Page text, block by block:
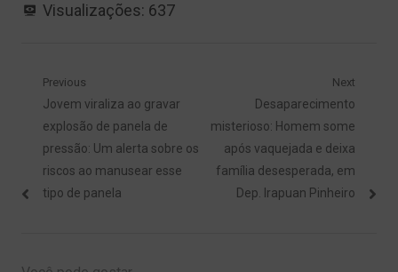
Visualizações: 637
Navegação
de
Post
Previous
Previous
post:
Jovem viraliza ao gravar
explosão de panela de
pressão: Um alerta sobre os
riscos ao manusear esse
tipo de panela
Next
Next
post:
Desaparecimento
misterioso: Homem some
após vaquejada e deixa
família desesperada, em
Dep. Irapuan Pinheiro